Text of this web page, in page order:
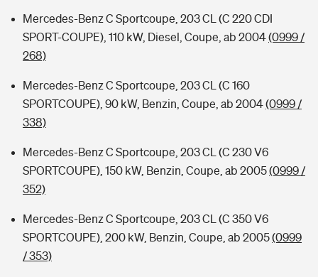
Mercedes-Benz C Sportcoupe, 203 CL (C 220 CDI
SPORT-COUPE), 110 kW, Diesel, Coupe, ab 2004(0999 /
268)
Mercedes-Benz C Sportcoupe, 203 CL (C 160
SPORTCOUPE), 90 kW, Benzin, Coupe, ab 2004(0999 /
338)
Mercedes-Benz C Sportcoupe, 203 CL (C 230 V6
SPORTCOUPE), 150 kW, Benzin, Coupe, ab 2005(0999 /
352)
Mercedes-Benz C Sportcoupe, 203 CL (C 350 V6
SPORTCOUPE), 200 kW, Benzin, Coupe, ab 2005(0999
/ 353)